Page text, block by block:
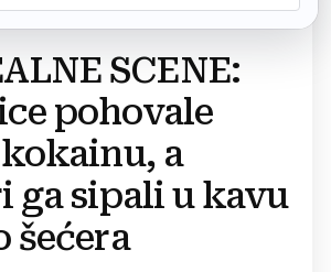
RAJ POSTAO
SCENE:
pohovale
a
ga sipali u kavu
šećera